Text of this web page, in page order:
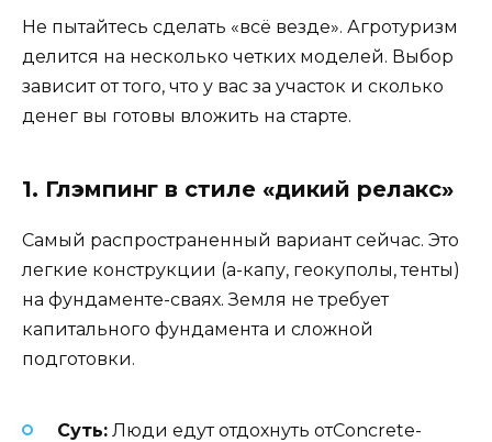
Не пытайтесь сделать «всё везде». Агротуризм
делится на несколько четких моделей. Выбор
зависит от того, что у вас за участок и сколько
денег вы готовы вложить на старте.
1. Глэмпинг в стиле «дикий релакс»
Самый распространенный вариант сейчас. Это
легкие конструкции (а-капу, геокуполы, тенты)
на фундаменте-сваях. Земля не требует
капитального фундамента и сложной
подготовки.
Суть: Люди едут отдохнуть отConcrete-